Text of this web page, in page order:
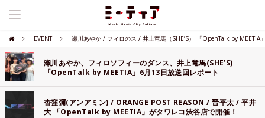
EVENT 瀬川あやか / フィロのス / 井上竜馬（SHE’S） 「OpenTalk by
瀬川あやか、フィロソフィーのダンス、井上竜馬(SHE’S)
「OpenTalk by MEETIA」6月13日放送回レポート
杏窪彌(アンアミン) / ORANGE POST REASON / 晋平太 / 平井
大 「OpenTalk by MEETIA」がタワレコ渋谷店で開催！